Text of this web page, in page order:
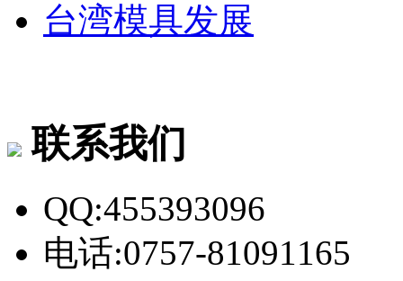
台湾模具发展
联系我们
QQ:455393096
电话:0757-81091165